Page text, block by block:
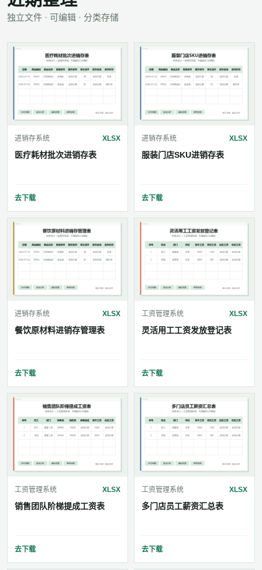
独立文件 · 可编辑 · 分类存储
进销存系统 XLSX
医疗耗材批次进销存表
去下载
进销存系统 XLSX
服装门店SKU进销存表
去下载
进销存系统 XLSX
餐饮原材料进销存管理表
去下载
工资管理系统 XLSX
灵活用工工资发放登记表
去下载
工资管理系统 XLSX
销售团队阶梯提成工资表
去下载
工资管理系统 XLSX
多门店员工薪资汇总表
去下载